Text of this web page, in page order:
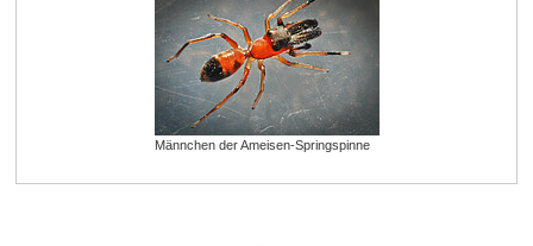
Männchen der Ameisen-Springspinne